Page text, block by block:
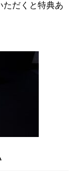
ただくと特典あ